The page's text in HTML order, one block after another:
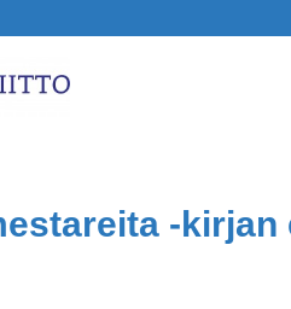
-kirjan